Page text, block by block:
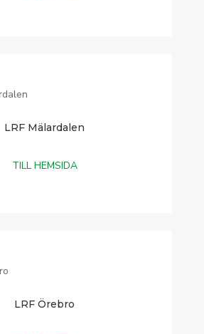
LRF Mälardalen
TILL HEMSIDA
LRF Örebro